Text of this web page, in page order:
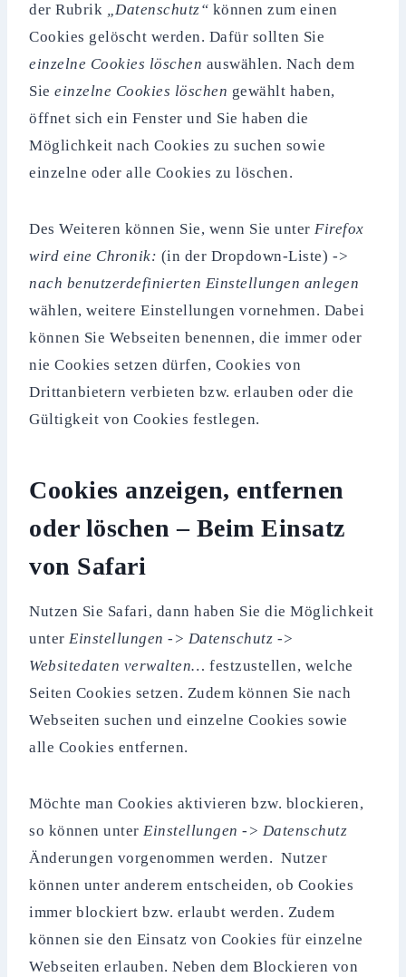
der Rubrik „Datenschutz“ können zum einen
Cookies gelöscht werden. Dafür sollten Sie
einzelne Cookies löschen auswählen. Nach dem
Sieeinzelne Cookies löschen gewählt haben,
öffnet sich ein Fenster und Sie haben die
Möglichkeit nach Cookies zu suchen sowie
einzelne oder alle Cookies zu löschen.
Des Weiteren können Sie, wenn Sie unterFirefox
wird eine Chronik: (in der Dropdown-Liste) ->
nach benutzerdefinierten Einstellungen anlegen
wählen, weitere Einstellungen vornehmen. Dabei
können Sie Webseiten benennen, die immer oder
nie Cookies setzen dürfen, Cookies von
Drittanbietern verbieten bzw. erlauben oder die
Gültigkeit von Cookies festlegen.
Cookies anzeigen, entfernen
oder löschen – Beim Einsatz
von Safari
Nutzen Sie Safari, dann haben Sie die Möglichkeit
unterEinstellungen -> Datenschutz ->
Websitedaten verwalten… festzustellen, welche
Seiten Cookies setzen. Zudem können Sie nach
Webseiten suchen und einzelne Cookies sowie
alle Cookies entfernen.
Möchte man Cookies aktivieren bzw. blockieren,
so können unterEinstellungen -> Datenschutz
Änderungen vorgenommen werden. Nutzer
können unter anderem entscheiden, ob Cookies
immer blockiert bzw. erlaubt werden. Zudem
können sie den Einsatz von Cookies für einzelne
Webseiten erlauben. Neben dem Blockieren von